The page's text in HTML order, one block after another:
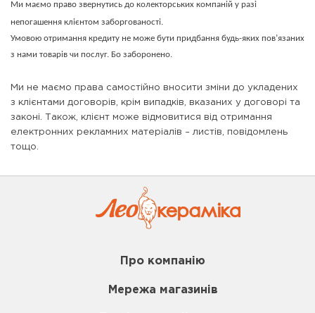
Ми маємо право звернутись до колекторських компаній у разі
непогашення клієнтом заборгованості.
Умовою отримання кредиту не може бути придбання будь-яких пов’язаних
з нами товарів чи послуг. Бо заборонено.
Ми не маємо права самостійно вносити зміни до укладених
з клієнтами договорів, крім випадків, вказаних у договорі та
законі. Також, клієнт може відмовитися від отримання
електронних рекламних матеріалів – листів, повідомлень
тощо.
Про компанію
Мережа магазинів